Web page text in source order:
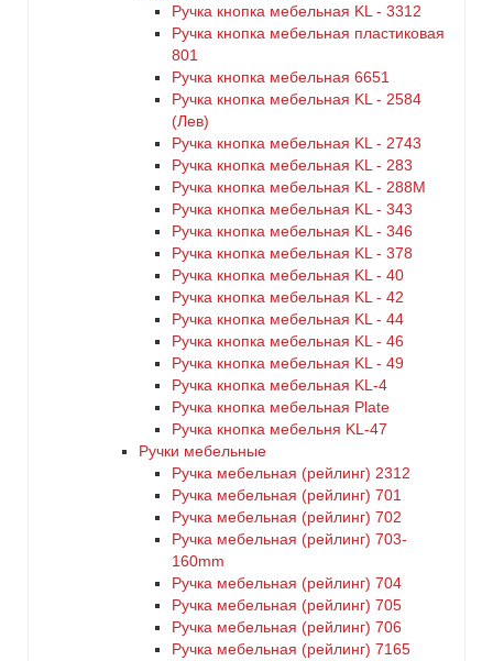
Ручка кнопка мебельная KL - 3312
Ручка кнопка мебельная пластиковая
801
Ручка кнопка мебельная 6651
Ручка кнопка мебельная KL - 2584
(Лев)
Ручка кнопка мебельная KL - 2743
Ручка кнопка мебельная KL - 283
Ручка кнопка мебельная KL - 288M
Ручка кнопка мебельная KL - 343
Ручка кнопка мебельная KL - 346
Ручка кнопка мебельная KL - 378
Ручка кнопка мебельная KL - 40
Ручка кнопка мебельная KL - 42
Ручка кнопка мебельная KL - 44
Ручка кнопка мебельная KL - 46
Ручка кнопка мебельная KL - 49
Ручка кнопка мебельная KL-4
Ручка кнопка мебельная Plate
Ручка кнопка мебельня KL-47
Ручки мебельные
Ручка мебельная (рейлинг) 2312
Ручка мебельная (рейлинг) 701
Ручка мебельная (рейлинг) 702
Ручка мебельная (рейлинг) 703-
160mm
Ручка мебельная (рейлинг) 704
Ручка мебельная (рейлинг) 705
Ручка мебельная (рейлинг) 706
Ручка мебельная (рейлинг) 7165